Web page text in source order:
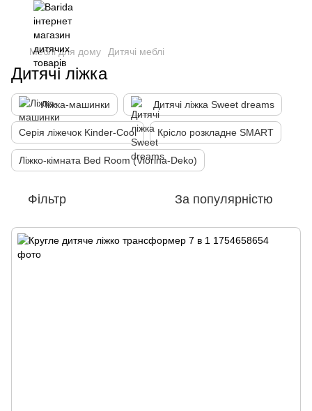
Меблі для дому Дитячі меблі
Дитячі ліжка
Ліжка-машинки Дитячі ліжка Sweet dreams
Серія ліжечок Kinder-Cool Крісло розкладне SMART
Ліжко-кімната Bed Room (Viorina-Deko)
Фільтр За популярністю